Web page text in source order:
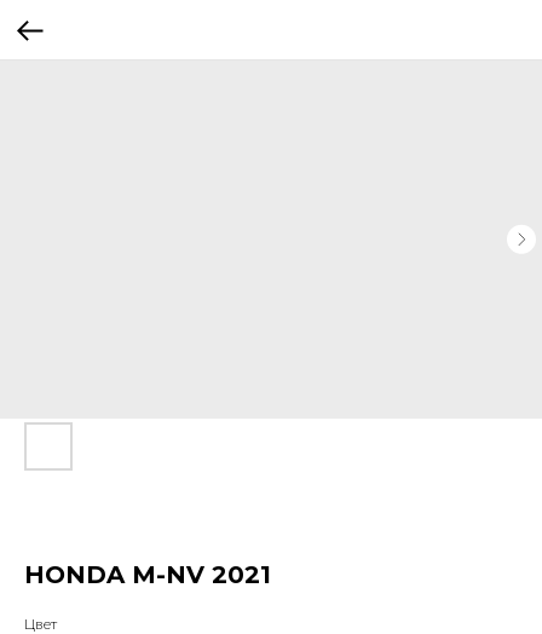
HONDA M-NV 2021
Цвет